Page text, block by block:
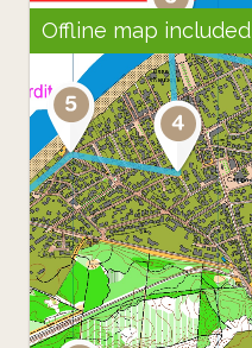
Offline map included